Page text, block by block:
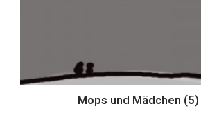
Mops und Mädchen (5)